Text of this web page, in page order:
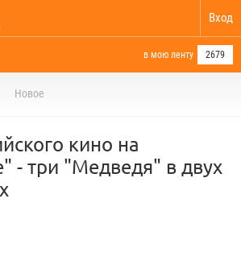
Вход
в мою ленту 2679
Новое
кино на
- три "Медведя" в двух